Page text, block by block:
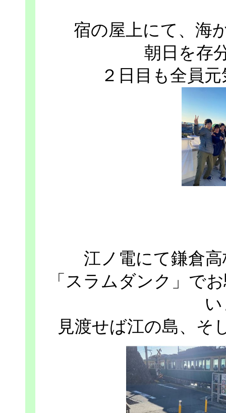
宿の屋上にて、海
朝日を存
２日目も全員
江ノ電にて鎌倉
「スラムダンク」で
見渡せば江の島、そ